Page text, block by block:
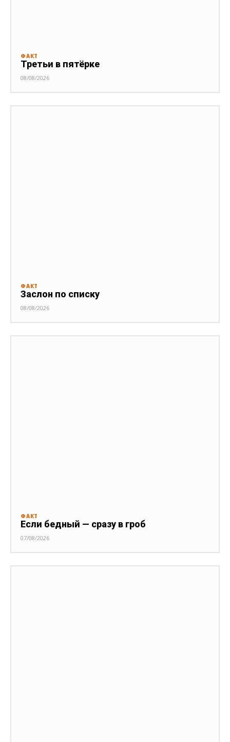
ФАКТ
Третьи в пятёрке
08/08/2026
ФАКТ
Заслон по списку
08/08/2026
ФАКТ
Если бедный — сразу в гроб
07/08/2026